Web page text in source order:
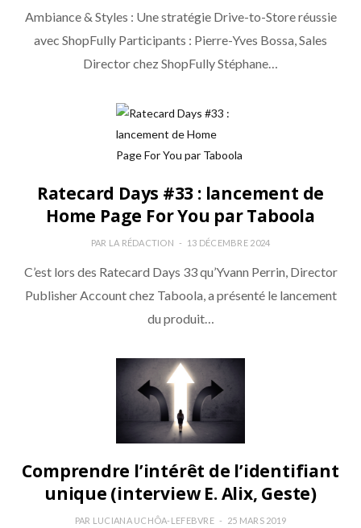
Ambiance & Styles : Une stratégie Drive-to-Store réussie
avec ShopFully Participants : Pierre-Yves Bossa, Sales
Director chez ShopFully Stéphane…
Ratecard Days #33 : lancement de
Home Page For You par Taboola
PAR LA RÉDACTION 13 DÉCEMBRE 2024
C’est lors des Ratecard Days 33 qu’Yvann Perrin, Director
Publisher Account chez Taboola, a présenté le lancement
du produit…
Comprendre l’intérêt de l’identifiant
unique (interview E. Alix, Geste)
PAR LUCIANA UCHÔA-LEFEBVRE 25 MARS 2019